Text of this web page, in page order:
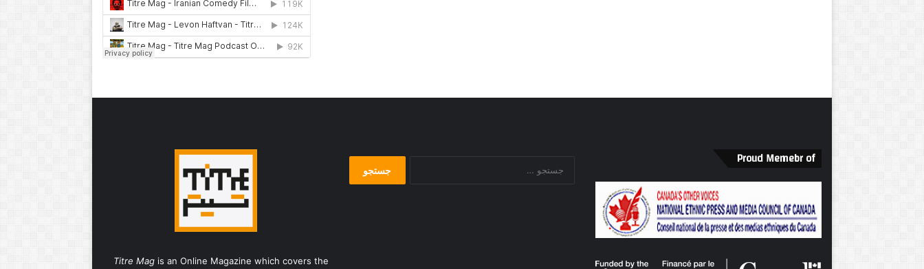
Proud Memebr of
Titre Magis an Online Magazine which covers the